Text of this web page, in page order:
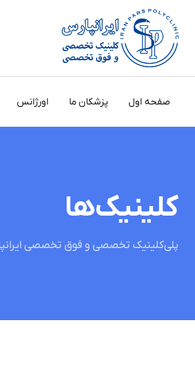
صفحه اول پزشکان ما اورژانس
کلینیک‌ها
پلی‌کلینیک تخصصی و فوق تخصصی